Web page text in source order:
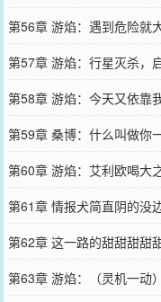
第56章 游焰：遇到危险就
第57章 游焰：行星灭杀，启
第58章 游焰：今天又依靠
第59章 桑博：什么叫做你
第60章 游焰：艾利欧喝大
第61章 情报犬简直阴的没
第62章 这一路的甜甜甜甜
第63章 游焰：（灵机一动）